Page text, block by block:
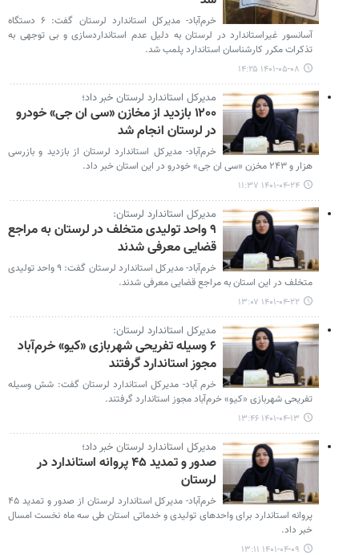
خرم‌آباد- مدیرکل استاندارد لرستان گفت: ۶ دستگاه
آسانسور غیراستاندارد در لرستان به دلیل عدم استانداردسازی و بی توجهی به
تذکرات مکرر کارشناسان استاندارد پلمب شد.
۱۴۰۱-۰۵-۰۸ ۱۴:۲۵
مدیرکل استاندارد لرستان خبر داد؛
۱۲۰۰ بازدید از مخازن «سی ان جی» خودرو
در لرستان انجام شد
خرم‌آباد- مدیرکل استاندارد لرستان از بازدید و بازرسی
هزار و ۲۴۳ مخزن «سی ان جی» خودرو در این استان خبر داد.
۱۴۰۱-۰۴-۲۴ ۱۱:۳۷
مدیرکل استاندارد لرستان:
۹ واحد تولیدی متخلف در لرستان به مراجع
قضایی معرفی شدند
خرم‌آباد- مدیرکل استاندارد لرستان گفت: ۹ واحد تولیدی
متخلف در این استان به مراجع قضایی معرفی شدند.
۱۴۰۱-۰۴-۲۲ ۱۳:۰۷
مدیرکل استاندارد لرستان:
۶ وسیله تفریحی شهربازی «کیو» خرم‌آباد
مجوز استاندارد گرفتند
خرم آباد- مدیرکل استاندارد لرستان گفت: شش وسیله
تفریحی شهربازی «کیو» خرم‌آباد مجوز استاندارد گرفتند.
۱۴۰۱-۰۴-۱۳ ۱۳:۴۶
مدیرکل استاندارد لرستان خبر داد؛
صدور و تمدید ۴۵ پروانه استاندارد در
لرستان
خرم‌آباد- مدیرکل استاندارد لرستان از صدور و تمدید ۴۵
پروانه استاندارد برای واحدهای تولیدی و خدماتی استان طی سه ماه نخست امسال
خبر داد.
۱۴۰۱-۰۴-۰۹ ۱۳:۱۱